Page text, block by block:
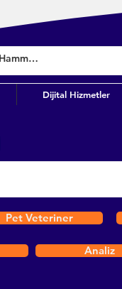
Dijital Hizmetler
Pet Veteriner
Analiz